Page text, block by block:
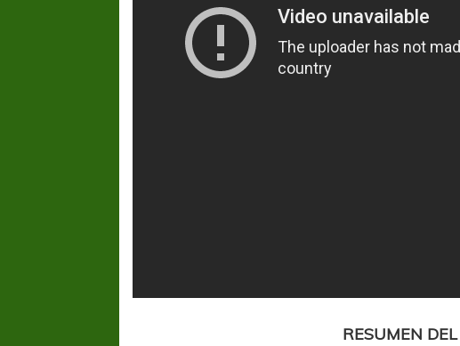
RESUMEN
Ajustada caída de Verónica en Alejandro Verónica jugará ante Estrella